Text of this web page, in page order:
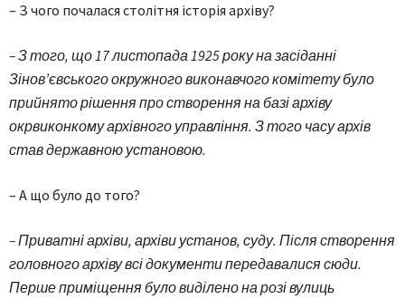
– З чого почалася столітня історія архіву?
– З того, що 17 листопада 1925 року на засіданні
Зінов’євського окружного виконавчого комітету було
прийнято рішення про створення на базі архіву
окрвиконкому архівного управління. З того часу архів
став державною установою.
– А що було до того?
– Приватні архіви, архіви установ, суду. Після створення
головного архіву всі документи передавалися сюди.
Перше приміщення було виділено на розі вулиць